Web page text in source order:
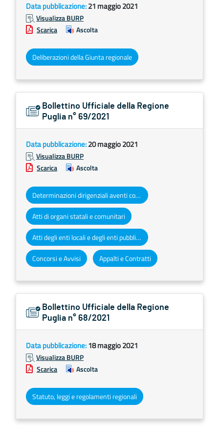
Data pubblicazione:21 maggio 2021
Visualizza BURP
Scarica
Ascolta
Deliberazioni della Giunta regionale
Bollettino Ufficiale della Regione
Puglia n° 69/2021
Data pubblicazione:20 maggio 2021
Visualizza BURP
Scarica
Ascolta
Determinazioni dirigenziali aventi contenuto di interesse generale
Atti di organi statali e comunitari
Atti degli enti locali e degli enti pubblici e privati
Concorsi e Avvisi Appalti e Contratti
Bollettino Ufficiale della Regione
Puglia n° 68/2021
Data pubblicazione:18 maggio 2021
Visualizza BURP
Scarica
Ascolta
Statuto, leggi e regolamenti regionali